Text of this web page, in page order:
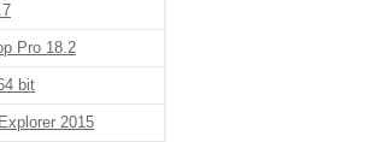
Pro 18.2
bit
2015